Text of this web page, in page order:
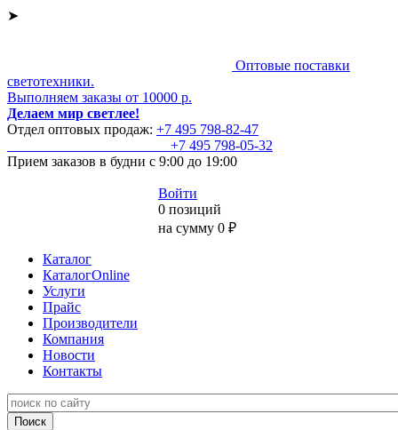
➤
Оптовые поставки
светотехники.
Выполняем заказы от 10000 р.
Делаем мир светлее!
Отдел оптовых продаж: +7 495 798-82-47
+7 495 798-05-32
Прием заказов в будни с 9:00 до 19:00
Войти
0 позиций
на сумму 0 ₽
Каталог
КаталогOnline
Услуги
Прайс
Производители
Компания
Новости
Контакты